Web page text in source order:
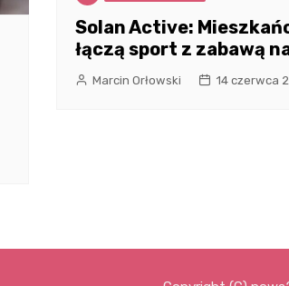
Solan Active:
łączą sport z zabawą
Marcin Orłowski 14 czerwca